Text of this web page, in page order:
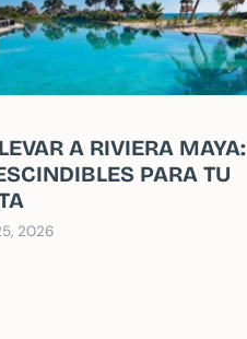
A RIVIERA MAYA:
PARA TU
2026